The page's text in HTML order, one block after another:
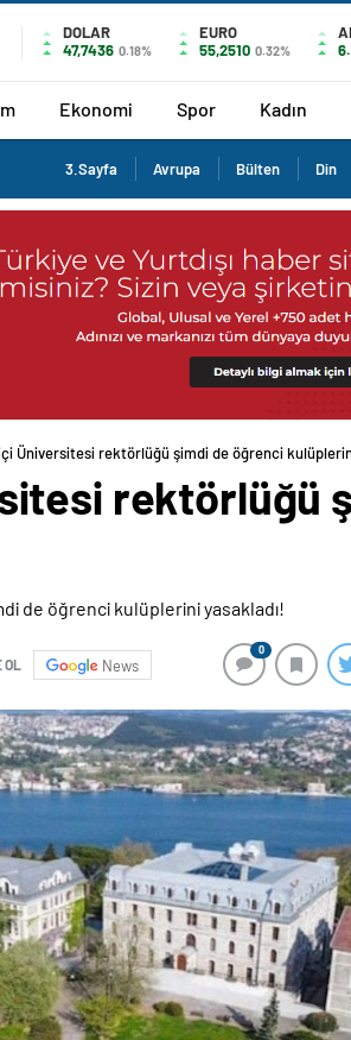
DOLAR
47,7436 0.18%
EURO
55,2510 0.32%
Ekonomi Spor Kadın
3.Sayfa Avrupa Bülten Din
Üniversitesi rektörlüğü şimdi de öğrenci
rektörlüğü
OL News
0